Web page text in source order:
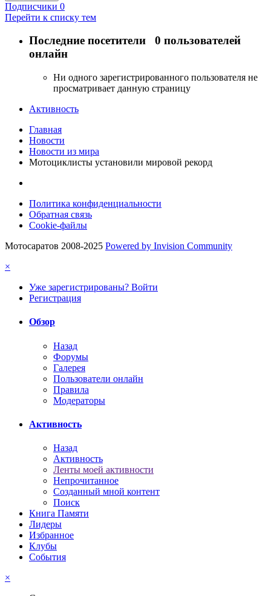
Подписчики 0
Перейти к списку тем
Последние посетители 0 пользователей
онлайн
Ни одного зарегистрированного пользователя не
просматривает данную страницу
Активность
Главная
Новости
Новости из мира
Мотоциклисты установили мировой рекорд
Политика конфиденциальности
Обратная связь
Cookie-файлы
Мотосаратов 2008-2025 Powered by Invision Community
×
Уже зарегистрированы? Войти
Регистрация
Обзор
Назад
Форумы
Галерея
Пользователи онлайн
Правила
Модераторы
Активность
Назад
Активность
Ленты моей активности
Непрочитанное
Созданный мной контент
Поиск
Книга Памяти
Лидеры
Избранное
Клубы
События
×